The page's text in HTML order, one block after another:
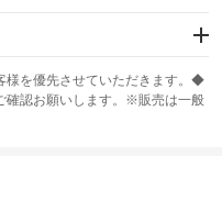
ABS
様を優先させていただきます。◆
確認お願いします。※販売は一般